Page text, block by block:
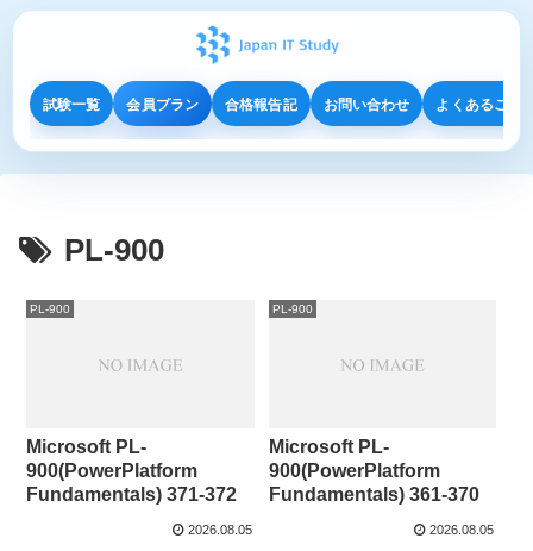
試験一覧 会員プラン 合格報告記 お問い合わせ よくあるご質
PL-900
PL-900
Microsoft PL-
900(PowerPlatform
Fundamentals) 371-372
2026.08.05
PL-900
Microsoft PL-
900(PowerPlatform
Fundamentals) 361-370
2026.08.05